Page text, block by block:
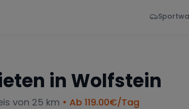
in Wolfstein
von 25 km • Ab 119.00€/Tag